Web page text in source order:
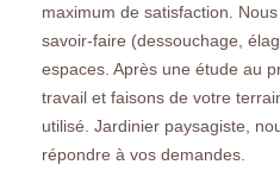
maximum de satisfaction.
savoir-faire (dessouchage,
espaces. Après une étude au
travail et faisons de votre
utilisé. Jardinier paysagiste,
répondre à vos demandes.